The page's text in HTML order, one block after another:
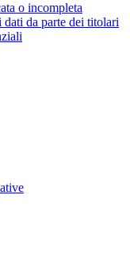
o incompleta
dati da parte dei titolari